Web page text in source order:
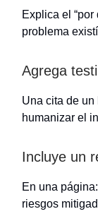
Explica el
problema
Agrega
Una cita de
humanizar el
Incluye un
En una
riesgos